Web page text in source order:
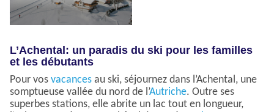
L’Achental: un paradis du ski pour les familles
et les débutants
Pour vos vacances au ski, séjournez dans l’Achental, une
somptueuse vallée du nord de l’Autriche. Outre ses
superbes stations, elle abrite un lac tout en longueur,